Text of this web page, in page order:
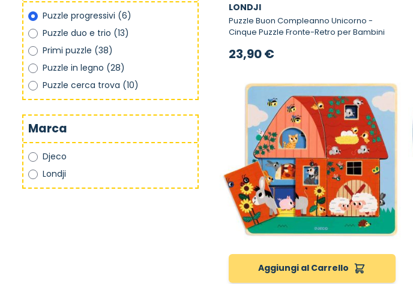
Puzzle progressivi (6)
Puzzle duo e trio (13)
Primi puzzle (38)
Puzzle in legno (28)
Puzzle cerca trova (10)
Marca
Djeco
Londji
LONDJI
Puzzle Buon Compleanno Unicorno -
Cinque Puzzle Fronte-Retro per Bambini
23,90 €
Aggiungi al Carrello